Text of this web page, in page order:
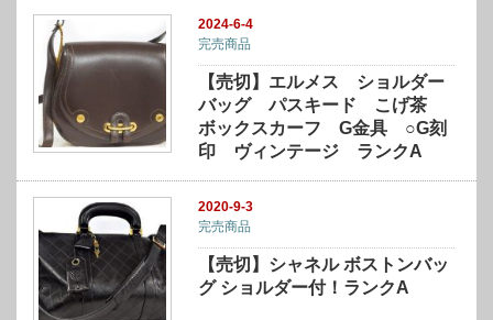
2024-6-4
完売商品
【売切】エルメス ショルダー
バッグ パスキード こげ茶
ボックスカーフ G金具 ○G刻
印 ヴィンテージ ランクA
2020-9-3
完売商品
【売切】シャネル ボストンバッ
グ ショルダー付！ランクA